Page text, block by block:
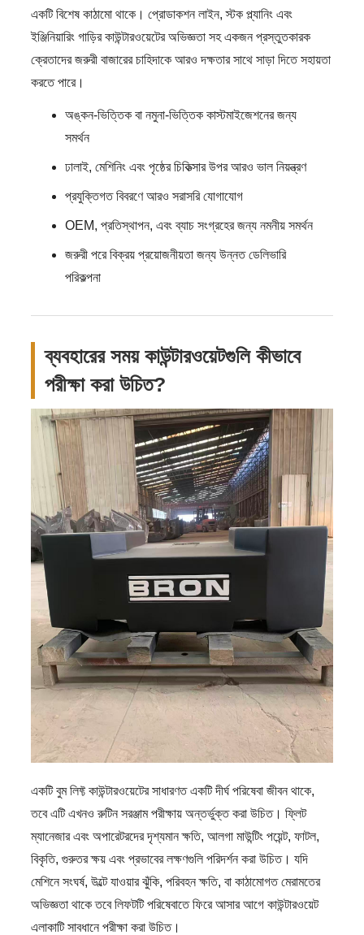
একটি বিশেষ কাঠামো থাকে। প্রোডাকশন লাইন, স্টক প্ল্যানিং এবং
ইঞ্জিনিয়ারিং গাড়ির কাউন্টারওয়েটের অভিজ্ঞতা সহ একজন প্রস্তুতকারক
ক্রেতাদের জরুরী বাজারের চাহিদাকে আরও দক্ষতার সাথে সাড়া দিতে সহায়তা
করতে পারে।
অঙ্কন-ভিত্তিক বা নমুনা-ভিত্তিক কাস্টমাইজেশনের জন্য
সমর্থন
ঢালাই, মেশিনিং এবং পৃষ্ঠের চিকিত্সার উপর আরও ভাল নিয়ন্ত্রণ
প্রযুক্তিগত বিবরণে আরও সরাসরি যোগাযোগ
OEM, প্রতিস্থাপন, এবং ব্যাচ সংগ্রহের জন্য নমনীয় সমর্থন
জরুরী পরে বিক্রয় প্রয়োজনীয়তা জন্য উন্নত ডেলিভারি
পরিকল্পনা
ব্যবহারের সময় কাউন্টারওয়েটগুলি কীভাবে
পরীক্ষা করা উচিত?
একটি বুম লিফ্ট কাউন্টারওয়েটের সাধারণত একটি দীর্ঘ পরিষেবা জীবন থাকে,
তবে এটি এখনও রুটিন সরঞ্জাম পরীক্ষায় অন্তর্ভুক্ত করা উচিত। ফ্লিট
ম্যানেজার এবং অপারেটরদের দৃশ্যমান ক্ষতি, আলগা মাউন্টিং পয়েন্ট, ফাটল,
বিকৃতি, গুরুতর ক্ষয় এবং প্রভাবের লক্ষণগুলি পরিদর্শন করা উচিত। যদি
মেশিনে সংঘর্ষ, উল্টে যাওয়ার ঝুঁকি, পরিবহন ক্ষতি, বা কাঠামোগত মেরামতের
অভিজ্ঞতা থাকে তবে লিফটটি পরিষেবাতে ফিরে আসার আগে কাউন্টারওয়েট
এলাকাটি সাবধানে পরীক্ষা করা উচিত।